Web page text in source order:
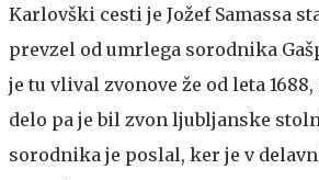
Karlovški cesti je Jožef Samassa
prevzel od umrlega sorodnika
je tu vlival zvonove že od leta
delo pa je bil zvon ljubljanske
sorodnika je poslal, ker je v